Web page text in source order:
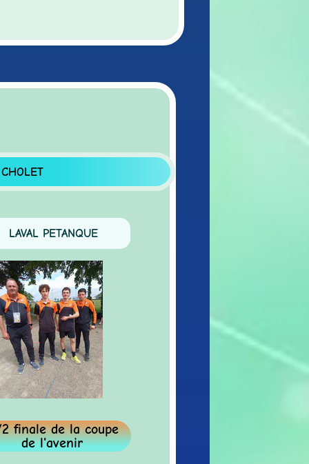
PETANQUE
de la coupe
de l'avenir